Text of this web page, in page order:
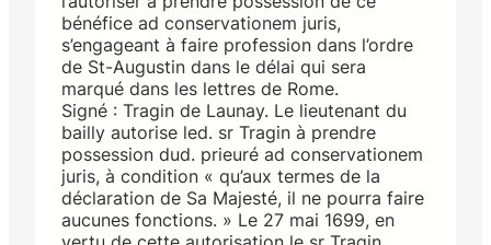
bénéfice ad conservationem juris,
s’engageant à faire profession dans l’ordre
de St-Augustin dans le délai qui sera
marqué dans les lettres de Rome.
Signé : Tragin de Launay. Le lieutenant du
bailly autorise led. sr Tragin à prendre
possession dud. prieuré ad conservationem
juris, à condition « qu’aux termes de la
déclaration de Sa Majesté, il ne pourra faire
aucunes fonctions. » Le 27 mai 1699, en